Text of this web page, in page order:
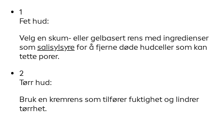
1
Fet hud:
Velg en skum- eller gelbasert rens med ingredienser
som salisylsyre for å fjerne døde hudceller som kan
tette porer.
2
Tørr hud:
Bruk en kremrens som tilfører fuktighet og lindrer
tørrhet.